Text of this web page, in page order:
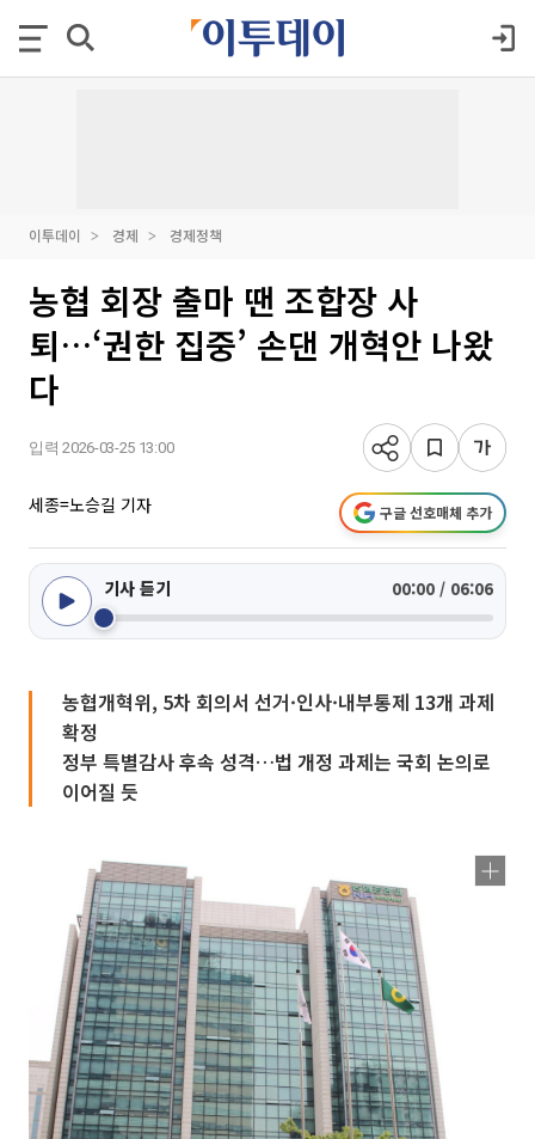
이투데이 경제 경제정책
농협 회장 출마 땐 조합장 사
퇴…‘권한 집중’ 손댄 개혁안 나왔
다
입력 2026-03-25 13:00
세종=노승길 기자 구글 선호매체 추가
기사 듣기 00:00 / 06:06
농협개혁위, 5차 회의서 선거·인사·내부통제 13개 과제
확정
정부 특별감사 후속 성격…법 개정 과제는 국회 논의로
이어질 듯